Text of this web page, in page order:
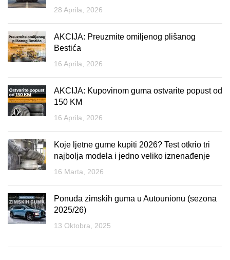
28 Aprila, 2026
AKCIJA: Preuzmite omiljenog plišanog
Bestića
16 Aprila, 2026
AKCIJA: Kupovinom guma ostvarite popust od
150 KM
16 Aprila, 2026
Koje ljetne gume kupiti 2026? Test otkrio tri
najbolja modela i jedno veliko iznenađenje
16 Marta, 2026
Ponuda zimskih guma u Autounionu (sezona
2025/26)
13 Oktobra, 2025